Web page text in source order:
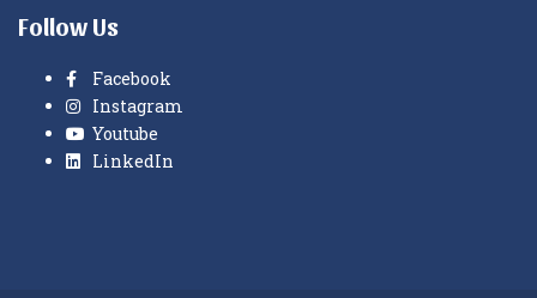
Follow Us
Facebook
Instagram
Youtube
LinkedIn